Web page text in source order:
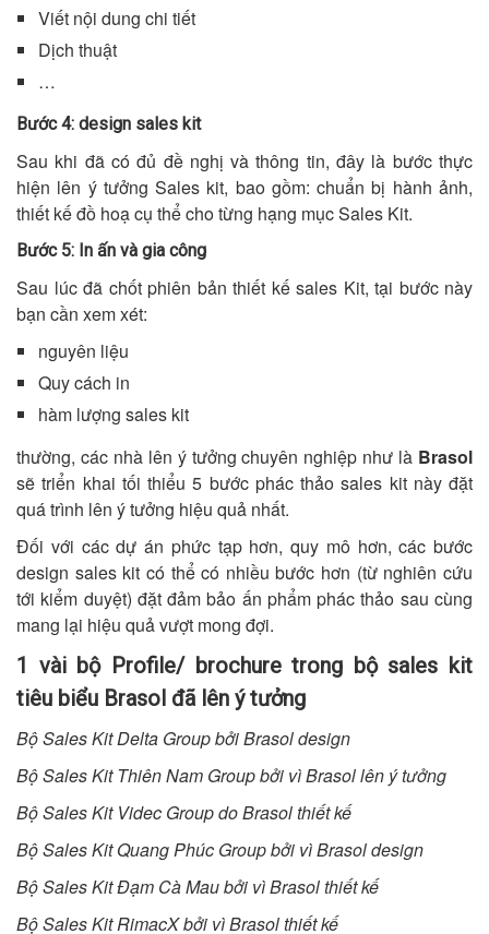
Viết nội dung chi tiết
Dịch thuật
…
Bước 4: design sales kit
Sau khi đã có đủ đề nghị và thông tin, đây là bước thực
hiện lên ý tưởng Sales kit, bao gồm: chuẩn bị hành ảnh,
thiết kế đồ hoạ cụ thể cho từng hạng mục Sales Kit.
Bước 5: In ấn và gia công
Sau lúc đã chốt phiên bản thiết kế sales Kit, tại bước này
bạn cần xem xét:
nguyên liệu
Quy cách in
hàm lượng sales kit
thường, các nhà lên ý tưởng chuyên nghiệp như là Brasol
sẽ triển khai tối thiểu 5 bước phác thảo sales kit này đặt
quá trình lên ý tưởng hiệu quả nhất.
Đối với các dự án phức tạp hơn, quy mô hơn, các bước
design sales kit có thể có nhiều bước hơn (từ nghiên cứu
tới kiểm duyệt) đặt đảm bảo ấn phẩm phác thảo sau cùng
mang lại hiệu quả vượt mong đợi.
1 vài bộ Profile/ brochure trong bộ sales kit
tiêu biểu Brasol đã lên ý tưởng
Bộ Sales Kit Delta Group bởi Brasol design
Bộ Sales Kit Thiên Nam Group bởi vì Brasol lên ý tưởng
Bộ Sales Kit Videc Group do Brasol thiết kế
Bộ Sales Kit Quang Phúc Group bởi vì Brasol design
Bộ Sales Kit Đạm Cà Mau bởi vì Brasol thiết kế
Bộ Sales Kit RimacX bởi vì Brasol thiết kế